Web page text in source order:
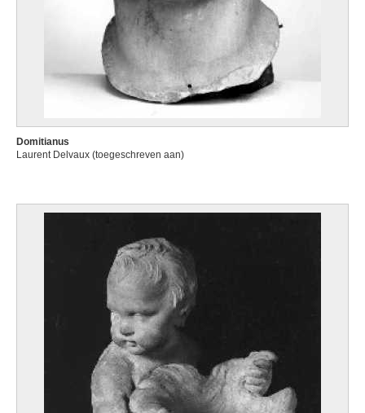
Domitianus
Laurent Delvaux (toegeschreven aan)